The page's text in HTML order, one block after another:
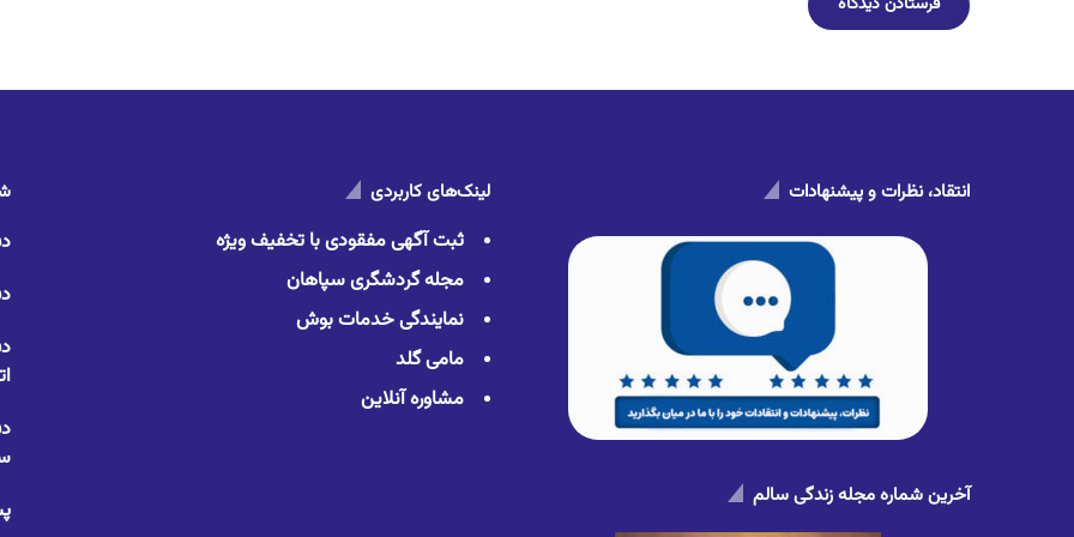
انتقاد، نظرات و پیشنهادات
آخرین شماره مجله زندگی سالم
لینک‌های کاربردی
ثبت آگهی مفقودی با تخفیف ویژه
مجله گردشگری سپاهان
نمایندگی خدمات بوش
مامی گلد
مشاوره آنلاین